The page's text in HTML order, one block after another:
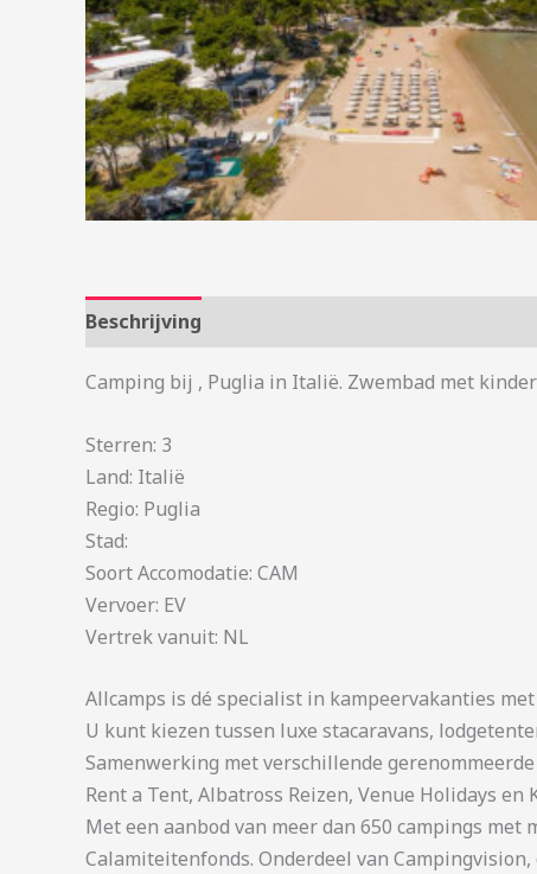
Beschrijving
Camping bij , Puglia in Italië. Zwembad met
Sterren: 3
Land: Italië
Regio: Puglia
Stad:
Soort Accomodatie: CAM
Vervoer: EV
Vertrek vanuit: NL
Allcamps is dé specialist in kampeervakanties
U kunt kiezen tussen luxe stacaravans,
Samenwerking met verschillende
Rent a Tent, Albatross Reizen, Venue Holidays
Met een aanbod van meer dan 650 campings met
Calamiteitenfonds. Onderdeel van